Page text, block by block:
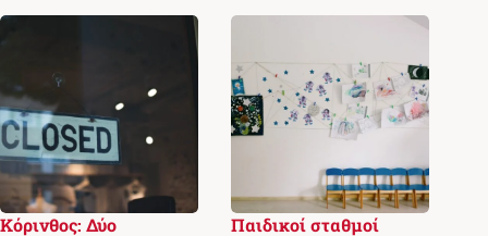
Κόρινθος: Δύο
Παιδικοί σταθμοί